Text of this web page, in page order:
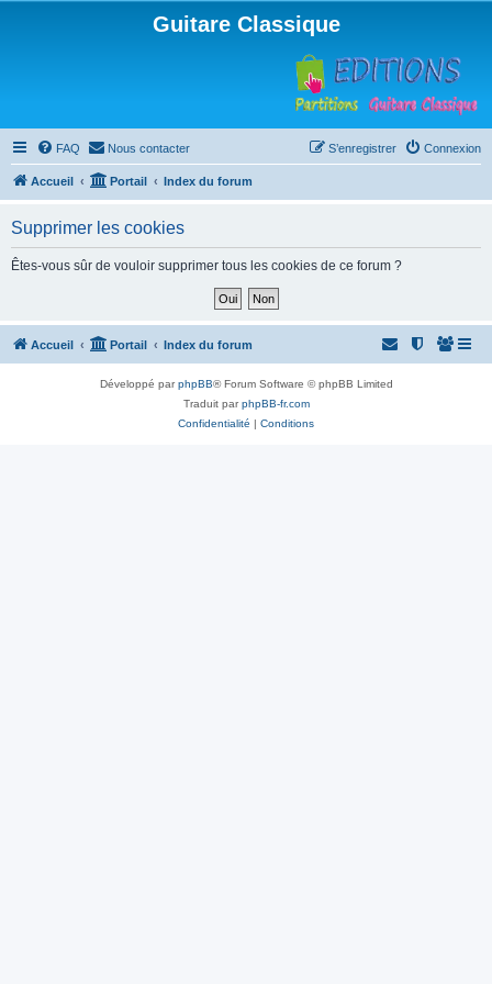
Guitare Classique
FAQ Nous contacter Connexion
S’enregistrer
Accueil Portail Index du forum
Supprimer les cookies
Êtes-vous sûr de vouloir supprimer tous les cookies de ce forum ?
Accueil Portail Index du forum
Développé parphpBB® Forum Software © phpBB Limited
Traduit parphpBB-fr.com
Confidentialité | Conditions